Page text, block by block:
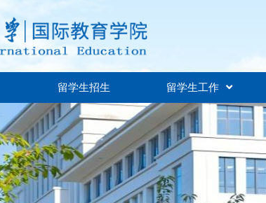
留学生招生 留学生工作